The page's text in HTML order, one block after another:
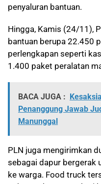
penyaluran bantuan.
Hingga, Kamis (24/11),
bantuan berupa 22.450
perlengkapan seperti
1.400 paket peralatan
BACA JUGA :
Penanggung Jawab
Manunggal
PLN juga mengirimkan
sebagai dapur bergerak
ke warga. Food truck